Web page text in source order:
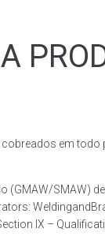
em todo
(GMAW/SMAW)
IX –